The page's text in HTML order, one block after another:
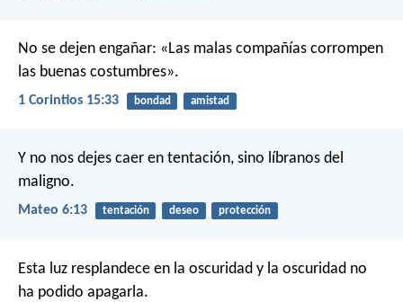
No se dejen engañar: «Las malas compañías corrompen
las buenas costumbres».
1 Corintios 15:33 bondad amistad
Y no nos dejes caer en tentación, sino líbranos del
maligno.
Mateo 6:13 tentación deseo protección
Esta luz resplandece en la oscuridad y la oscuridad no
ha podido apagarla.